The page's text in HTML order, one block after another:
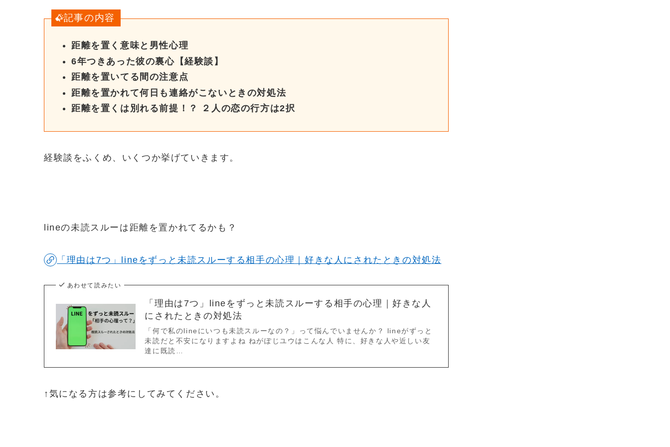
記事の内容
距離を置く意味と男性心理
6年つきあった彼の裏心【経験談 】
距離を置いてる間の注意点
距離を置かれて何日も連絡がこないときの対処法
距離を置くは別れる前提！？ ２人の恋の行方は2択
経験談をふくめ、いくつか挙げていきます。
lineの未読スルーは距離を置かれてるかも？
「理由は7つ」lineをずっと未読スルーする相手の心理｜好きな人にされたときの対処法
あわせて読みたい
「理由は7つ」lineをずっと未読スルーする相手の心理｜好きな人
にされたときの対処法
「何で私のlineにいつも未読スルーなの？」って悩んでいませんか？ lineがずっと
未読だと不安になりますよね ねがぽじユウはこんな人 特に、好きな人や近しい友
達に既読…
↑気になる方は参考にしてみてください。